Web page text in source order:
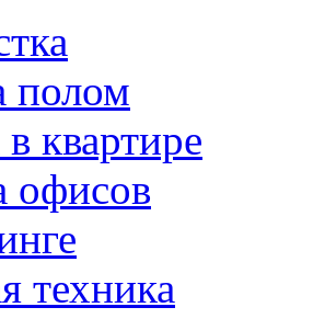
полом
квартире
офисов
техника